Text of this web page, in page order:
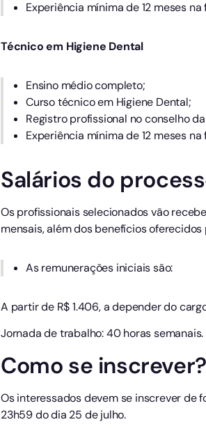
Experiência mínima de 12 meses na
Técnico em Higiene Dental
Ensino médio completo;
Curso técnico em Higiene Dental;
Registro profissional no conselho
Experiência mínima de 12 meses na
Salários do
Os profissionais selecionados vão
mensais, além dos benefícios
As remunerações iniciais são:
A partir de R$ 1.406, a depender do
Jornada de trabalho: 40 horas semanais.
Como se inscrever?
Os interessados devem se inscrever de
23h59 do dia 25 de julho.